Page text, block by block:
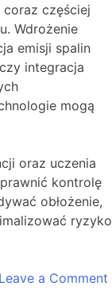
coraz częściej
Wdrożenie
emisji spalin
integracja
mogą
oraz uczenia
kontrolę
obłożenie,
ryzyko
Leave a Comment